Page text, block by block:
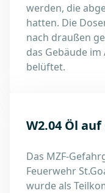
werden, die
hatten. Die
nach draußen
das Gebäude im
belüftet.
W2.04 Öl
Das MZF-
Feuerwehr
wurde als